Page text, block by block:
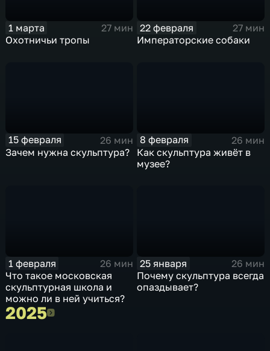
1 марта
27 мин
Охотничьи тропы
22 февраля
27 мин
Императорские собаки
15 февраля
26 мин
Зачем нужна скульптура?
8 февраля
26 мин
Как скульптура живёт в
музее?
1 февраля
26 мин
Что такое московская
скульптурная школа и
можно ли в ней учиться?
25 января
26 мин
Почему скульптура всегда
опаздывает?
20252025